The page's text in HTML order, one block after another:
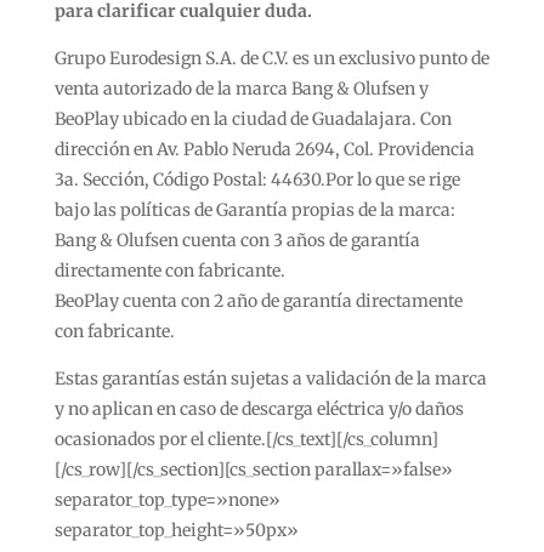
para clarificar cualquier duda.
Grupo Eurodesign S.A. de C.V. es un exclusivo punto de
venta autorizado de la marca Bang & Olufsen y
BeoPlay ubicado en la ciudad de Guadalajara. Con
dirección en Av. Pablo Neruda 2694, Col. Providencia
3a. Sección, Código Postal: 44630.Por lo que se rige
bajo las políticas de Garantía propias de la marca:
Bang & Olufsen cuenta con 3 años de garantía
directamente con fabricante.
BeoPlay cuenta con 2 año de garantía directamente
con fabricante.
Estas garantías están sujetas a validación de la marca
y no aplican en caso de descarga eléctrica y/o daños
ocasionados por el cliente.[/cs_text][/cs_column]
[/cs_row][/cs_section][cs_section parallax=»false»
separator_top_type=»none»
separator_top_height=»50px»